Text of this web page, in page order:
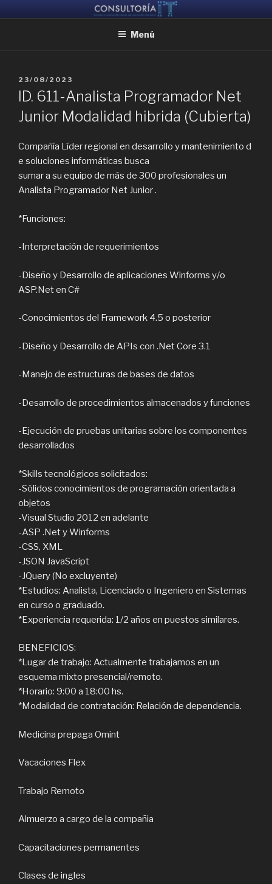
al
CONSULTORIA IT
Ayudamos a reunir grandes mentes, para que puedan crear juntas
Menú
PUBLICADO
EL
23/08/2023
ID. 611-Analista Programador Net
Junior Modalidad hibrida (Cubierta)
Compañía Líder regional en desarrollo y mantenimiento d
e soluciones informáticas busca
sumar a su equipo de más de 300 profesionales un
Analista Programador Net Junior .
*Funciones:
-Interpretación de requerimientos
-Diseño y Desarrollo de aplicaciones Winforms y/o
ASP.Net en C#
-Conocimientos del Framework 4.5 o posterior
-Diseño y Desarrollo de APIs con .Net Core 3.1
-Manejo de estructuras de bases de datos
-Desarrollo de procedimientos almacenados y funciones
-Ejecución de pruebas unitarias sobre los componentes
desarrollados
*Skills tecnológicos solicitados:
-Sólidos conocimientos de programación orientada a
objetos
-Visual Studio 2012 en adelante
-ASP .Net y Winforms
-CSS, XML
-JSON JavaScript
-JQuery (No excluyente)
*Estudios: Analista, Licenciado o Ingeniero en Sistemas
en curso o graduado.
*Experiencia requerida: 1/2 años en puestos similares.
BENEFICIOS:
*Lugar de trabajo: Actualmente trabajamos en un
esquema mixto presencial/remoto.
*Horario: 9:00 a 18:00 hs.
*Modalidad de contratación: Relación de dependencia.
Medicina prepaga Omint
Vacaciones Flex
Trabajo Remoto
Almuerzo a cargo de la compañia
Capacitaciones permanentes
Clases de ingles